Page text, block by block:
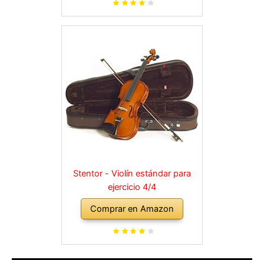
Stentor - Violín estándar para
ejercicio 4/4
Comprar en Amazon